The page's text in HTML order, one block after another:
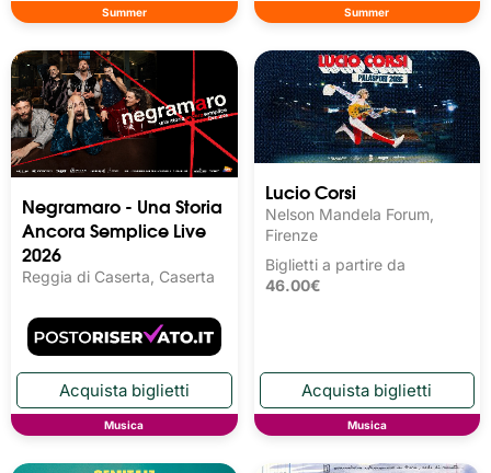
Summer Summer
Negramaro - Una Storia
Ancora Semplice Live
2026
Reggia di Caserta, Caserta
Musica
Lucio Corsi
Nelson Mandela Forum,
Firenze
Biglietti a partire da
46.00€
Musica